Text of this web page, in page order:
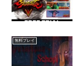
無料プレイ